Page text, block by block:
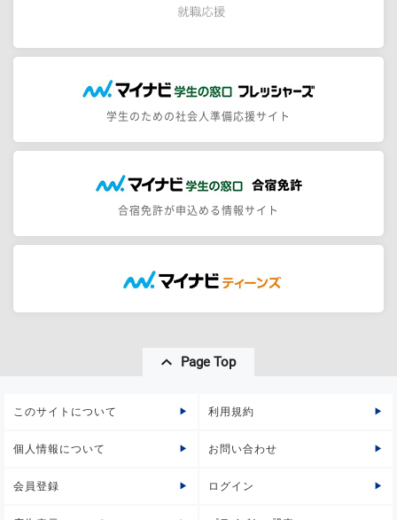
学生のための社会人準備応援サイト
合宿免許が申込める情報サイト
Page Top
このサイトについて 利用規約
個人情報について お問い合わせ
会員登録 ログイン